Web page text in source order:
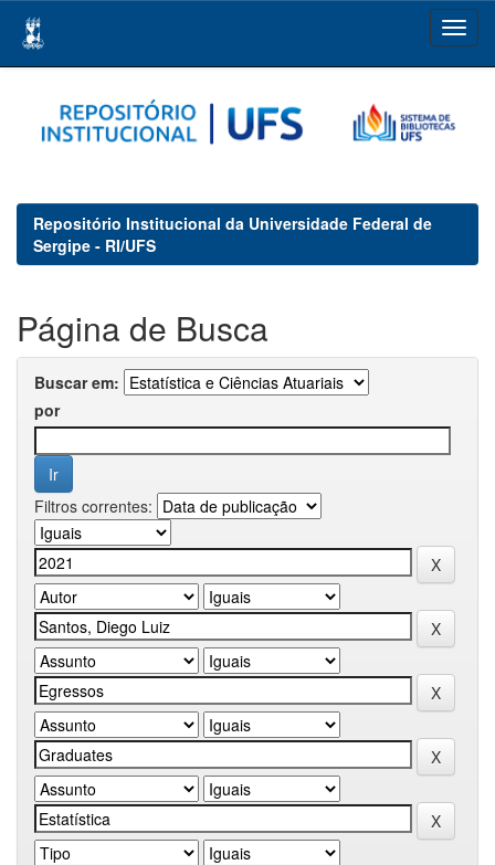
navigation
Repositório Institucional da Universidade Federal de
Sergipe - RI/UFS
Página de Busca
Buscar em:
por
Filtros correntes: